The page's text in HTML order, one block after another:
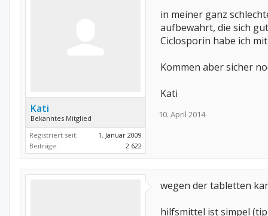
Kati
Bekanntes Mitglied
Registriert seit:
1. Januar 2009
Beiträge:
2.622
in meiner ganz
aufbewahrt, die sich
Ciclosporin habe ich
Kommen aber sicher
Kati
10. April 2014
wegen der tabletten
hilfsmittel ist simpel